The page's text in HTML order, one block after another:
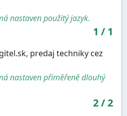
nastaven použitý jazyk.
1 / 1
predaj techniky cez
nastaven přiměřeně dlouhý
2/2